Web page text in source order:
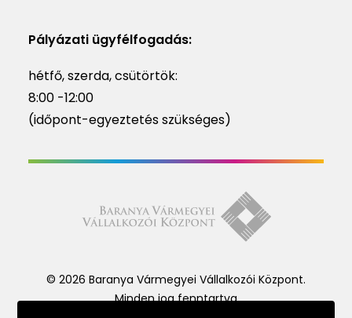
Pályázati ügyfélfogadás:
hétfő, szerda, csütörtök:
8:00 -12:00
(időpont-egyeztetés szükséges)
© 2026 Baranya Vármegyei Vállalkozói Központ.
Minden jog fenntartva